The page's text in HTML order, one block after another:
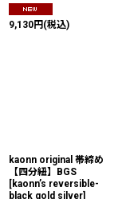
9,130円 (税込)
kaonn original 帯締め
【四分紐】BGS
[kaonn’s reversible-
black gold silver]